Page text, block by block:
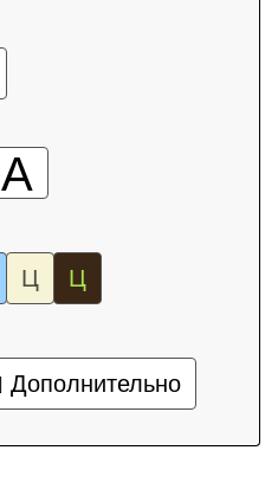
А
Ц Ц
Дополнительно